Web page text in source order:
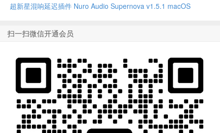
超新星混响延迟插件 Nuro Audio Supernova v1.5.1 macOS
扫一扫微信开通会员